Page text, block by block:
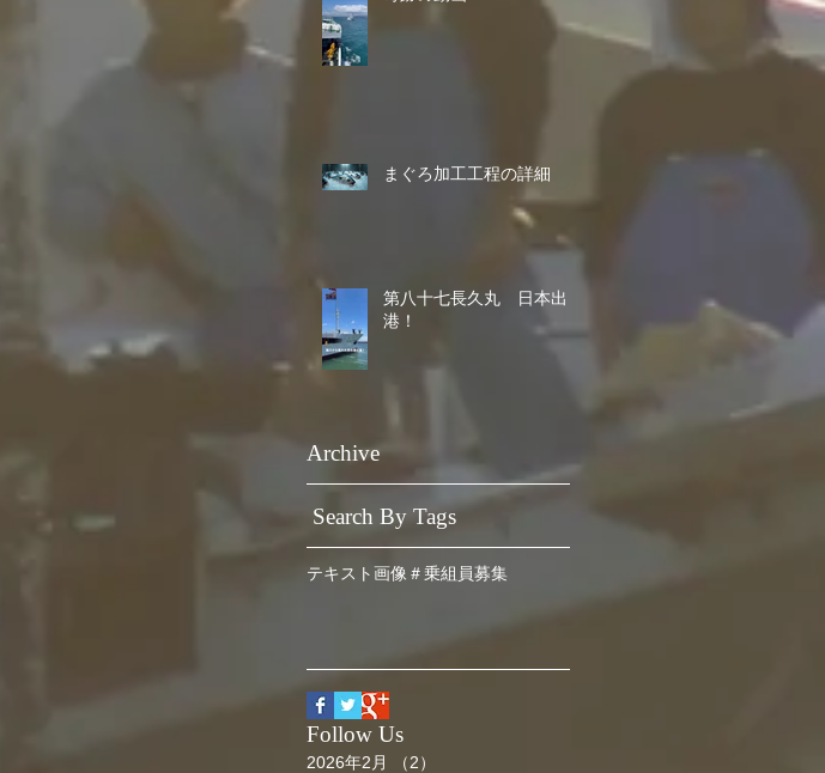
まぐろ加工工程の詳細
第八十七長久丸 日本出
港！
Archive
Search By Tags
テキスト画像 ＃乗組員募集
Follow Us
2026年2月 （2）